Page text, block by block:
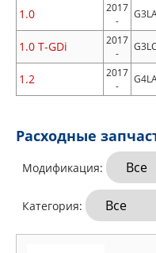
1.0
2017
-
1.0 T-GDi
2017
-
G3LC
1.2
2017
-
Расходные
Модификация:
Категория: